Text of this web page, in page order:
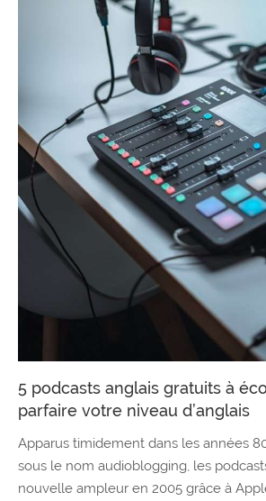
5 podcasts anglais gratuits à
parfaire votre niveau d’anglais
Apparus timidement dans les années
sous le nom audioblogging, les
nouvelle ampleur en 2005 grâce à